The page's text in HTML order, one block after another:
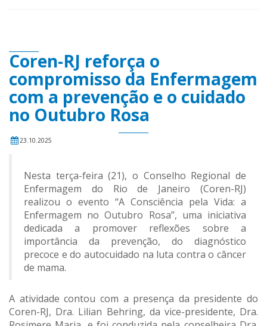
Coren-RJ reforça o
compromisso da Enfermagem
com a prevenção e o cuidado
no Outubro Rosa
23.10.2025
Nesta terça-feira (21), o Conselho Regional de
Enfermagem do Rio de Janeiro (Coren-RJ)
realizou o evento “A Consciência pela Vida: a
Enfermagem no Outubro Rosa”, uma iniciativa
dedicada a promover reflexões sobre a
importância da prevenção, do diagnóstico
precoce e do autocuidado na luta contra o câncer
de mama.
A atividade contou com a presença da presidente do
Coren-RJ, Dra. Lilian Behring, da vice-presidente, Dra.